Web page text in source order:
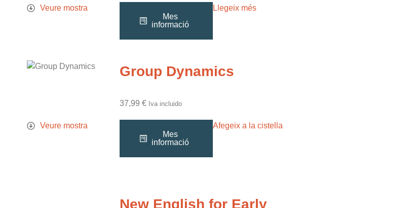
Veure mostra
Mes
informació
Llegeix més
Group Dynamics
37,99€ Iva incluido
Veure mostra
Mes
informació
Afegeix a la cistella
New English for Early